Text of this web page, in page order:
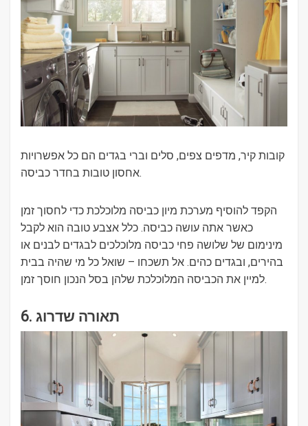
קובות קיר, מדפים צפים, סלים וברי בגדים הם כל אפשרויות
אחסון טובות בחדר כביסה.
הקפד להוסיף מערכת מיון כביסה מלוכלכת כדי לחסוך זמן
כאשר אתה עושה כביסה. כלל אצבע טובה הוא לקבל
מינימום של שלושה פחי כביסה מלוכלכים לבגדים לבנים או
בהירים, ובגדים כהים. אל תשכחו – שואל כל מי שהיה בבית
למיין את הכביסה המלוכלכת שלהן בסל הנכון חוסך זמן.
6. תאורה שדרוג